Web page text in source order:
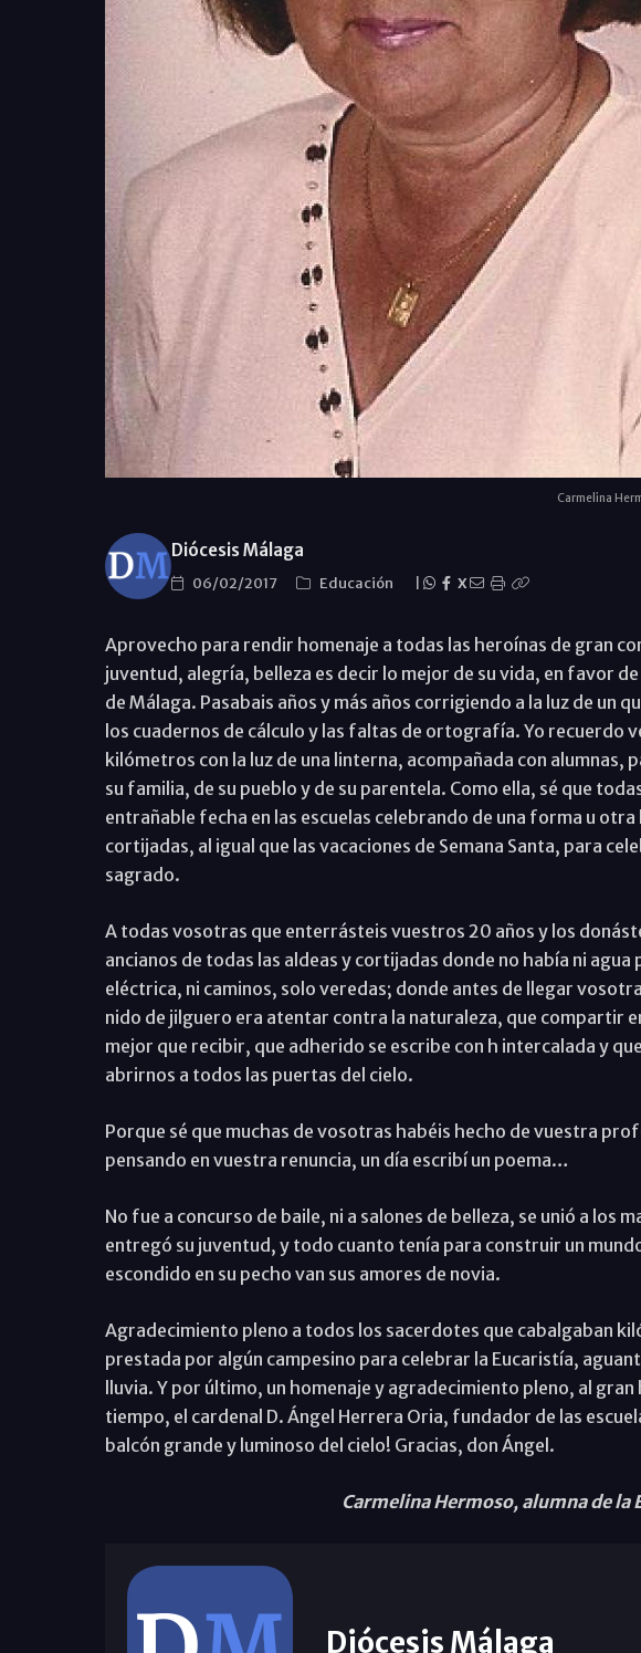
Carmelina
Diócesis Málaga
06/02/2017 Educación X
Aprovecho para rendir homenaje a todas las heroínas de gran
juventud, alegría, belleza es decir lo mejor de su vida, en favor
de Málaga. Pasabais años y más años corrigiendo a la luz de un
los cuadernos de cálculo y las faltas de ortografía. Yo recuerdo
kilómetros con la luz de una linterna, acompañada con alumnas,
su familia, de su pueblo y de su parentela. Como ella, sé que
entrañable fecha en las escuelas celebrando de una forma u otra
cortijadas, al igual que las vacaciones de Semana Santa, para
sagrado.
A todas vosotras que enterrásteis vuestros 20 años y los
ancianos de todas las aldeas y cortijadas donde no había ni
eléctrica, ni caminos, solo veredas; donde antes de llegar
nido de jilguero era atentar contra la naturaleza, que compartir
mejor que recibir, que adherido se escribe con h intercalada y
abrirnos a todos las puertas del cielo.
Porque sé que muchas de vosotras habéis hecho de vuestra
pensando en vuestra renuncia, un día escribí un poema…
No fue a concurso de baile, ni a salones de belleza, se unió a los
entregó su juventud, y todo cuanto tenía para construir un
escondido en su pecho van sus amores de novia.
Agradecimiento pleno a todos los sacerdotes que cabalgaban
prestada por algún campesino para celebrar la Eucaristía,
lluvia. Y por último, un homenaje y agradecimiento pleno, al
tiempo, el cardenal D. Ángel Herrera Oria, fundador de las
balcón grande y luminoso del cielo! Gracias, don Ángel.
Carmelina Hermoso, alumna de la
Diócesis Málaga